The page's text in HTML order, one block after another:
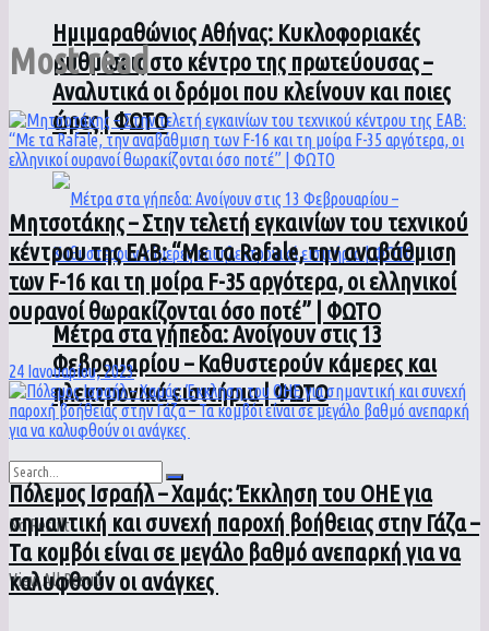
Ημιμαραθώνιος Αθήνας: Κυκλοφοριακές
ρυθμίσεις στο κέντρο της πρωτεύουσας –
Αναλυτικά οι δρόμοι που κλείνουν και ποιες
ώρες | ΦΩΤΟ
Μέτρα στα γήπεδα: Ανοίγουν στις 13
Φεβρουαρίου – Καθυστερούν κάμερες και
ηλεκτρονικά εισιτήρια | ΦΩΤΟ
No Result
View All Result
Most read
Μητσοτάκης – Στην τελετή εγκαινίων του τεχνικού
κέντρου της ΕΑΒ: “Με τα Rafale, την αναβάθμιση
των F-16 και τη μοίρα F-35 αργότερα, οι ελληνικοί
ουρανοί θωρακίζονται όσο ποτέ” | ΦΩΤΟ
24 Ιανουαρίου, 2023
Πόλεμος Ισραήλ – Χαμάς: Έκκληση του ΟΗΕ για
σημαντική και συνεχή παροχή βοήθειας στην Γάζα –
Τα κομβόι είναι σε μεγάλο βαθμό ανεπαρκή για να
καλυφθούν οι ανάγκες